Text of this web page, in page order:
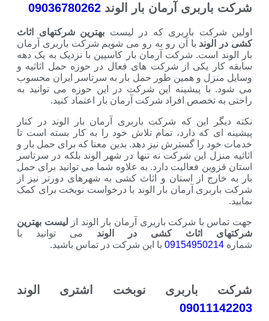
شرکت باربری آرمان بار الوند 09036780262
اولین شرکت باربری که در لیست بهترین شرکتهای اثاث
کشی در الوند با آن رو به رو می شویم شرکت باربری آرمان
بار الوند است. شرکت آرمان بار کاسپین با نزدیک به یک دهه
سابقه کار یکی از شرکت های فعال در حوزه حمل اثاثیه و
وسایل منزل و همین طور حمل بار به سرتاسر ایران محسوب
می شود. با پیشینه این شرکت در این حوزه می توانید به
راحتی به تخصص افراد شرکت آرمان بار اعتماد کنید.
نکته دیگر این که شرکت باربری آرمان بار الوند در کنار
پیشینه ای که دارد، تمام تلاش خود را به کار بسته است تا
خدمات خود را گسترش نیز دهد. بدین معنا که برای حمل بار و
اثاثیه منزل این شرکت نه تنها در شهر الوند بلکه در سرتاسر
استان قزوین فعالیت دارد. به علاوه شما می توانید برای حمل
بار به خارج از استان و اثاث کشی به شهرهای دورتر نیز از
شرکت باربری آرمان بار الوند با درخواست نوبخت برای کمک
نمایید.
جهت تماس با شرکت باربری آرمان بار الوند از لیست بهترین
شرکتهای اثاث کشی در الوند می توانید با
شماره 09154950214 با این شرکت در تماس باشید.
شرکت باربری نوبخت اشتری الوند
09011142203